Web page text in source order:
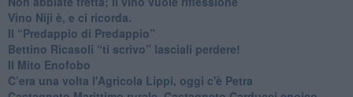
​Vino Niji è, e ci ricorda.
Il “Predappio di Predappio”
Bettino Ricasoli “ti scrivo” lasciali perdere!
Il Mito Enofobo
​C’era una volta l'Agricola Lippi, oggi c'è Petra